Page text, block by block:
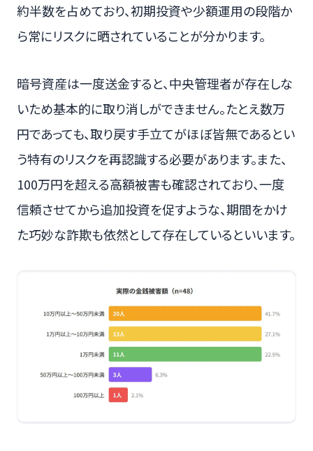
約半数を占めており、初期投資や少額運用の段階か
ら常にリスクに晒されていることが分かります。
暗号資産は一度送金すると、中央管理者が存在しな
いため基本的に取り消しができません。たとえ数万
円であっても、取り戻す手立てがほぼ皆無であるとい
う特有のリスクを再認識する必要があります。また、
100万円を超える高額被害も確認されており、一度
信頼させてから追加投資を促すような、期間をかけ
た巧妙な詐欺も依然として存在しているといいます。